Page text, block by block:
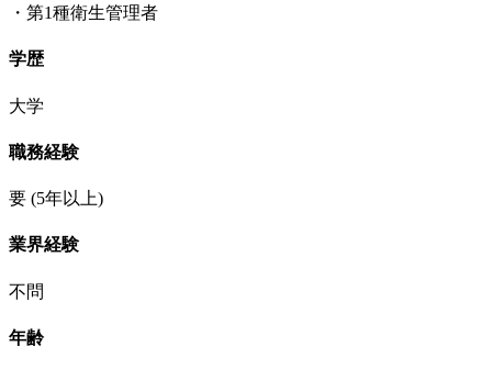
・第1種衛生管理者
学歴
大学
職務経験
要 (5年以上)
業界経験
不問
年齢